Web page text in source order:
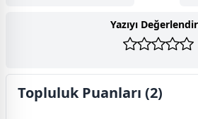
Yazıyı
Topluluk Puanları (2)